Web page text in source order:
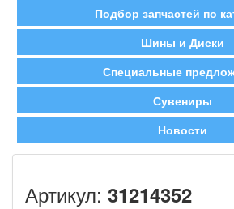
Подбор запчастей по
Шины и Диски
Специальные
Сувениры
Новости
Артикул: 31214352